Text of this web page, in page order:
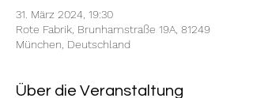
31. März 2024, 19:30
Rote Fabrik, Brunhamstraße 19A, 81249
München, Deutschland
Über die Veranstaltung